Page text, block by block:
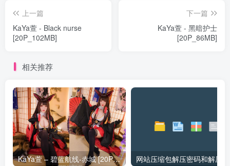
上一篇
KaYa萱 - Black nurse
[20P_102MB]
下一篇
KaYa萱 - 黑暗护士
[20P_86MB]
相关推荐
KaYa萱 – 碧蓝航线-赤城 [20P_128MB] 网站压缩包解压密码和解压